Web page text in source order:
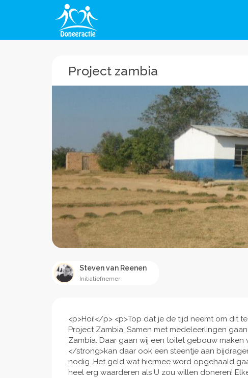
Project zambia
Steven van Reenen
Initiatiefnemer
<p>Hoi!</p> <p>Top dat je de tijd neemt om dit
Project Zambia. Samen met medeleerlingen
Zambia. Daar gaan wij een toilet gebouw maken
</strong>kan daar ook een steentje aan
nodig. Het geld wat hiermee word opgehaald
heel erg waarderen als U zou willen doneren!